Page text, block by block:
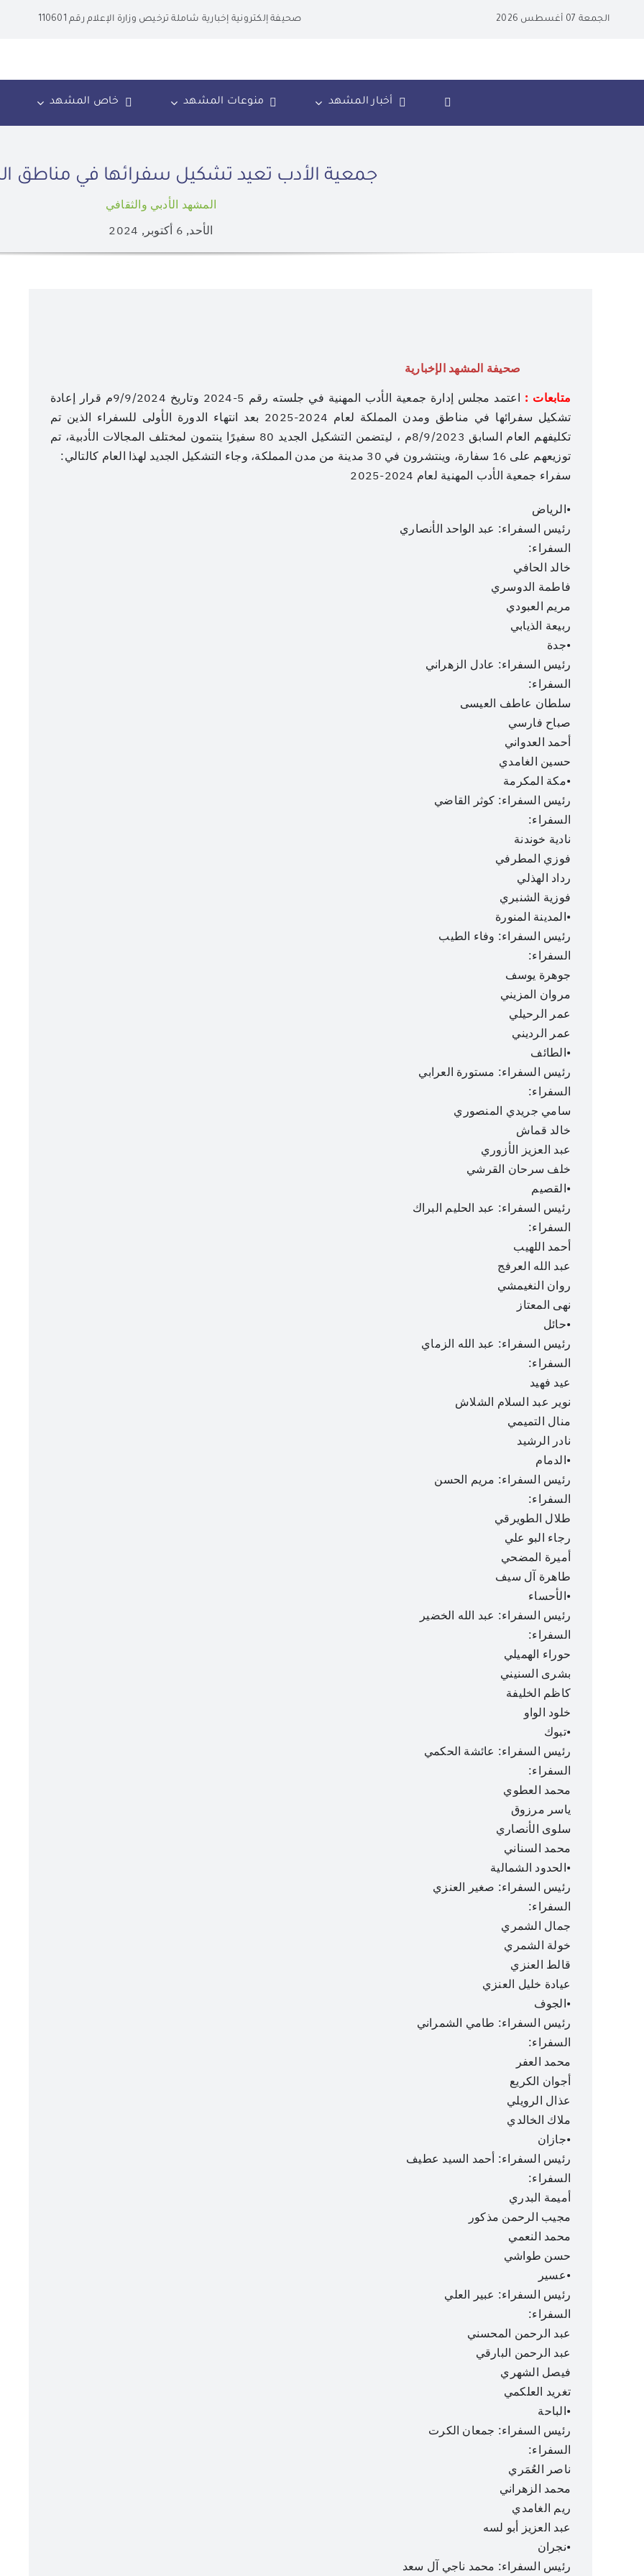
الجمعة 07 أغسطس 2026 صحيفة إلكترونية إخبارية شاملة ترخيص وزارة الإعلام رقم 110601
أخبار المشهد منوعات المشهد خاص المشهد
جمعية الأدب تعيد تشكيل سفرائها في مناطق
المشهد الأدبي والثقافي
الأحد, 6 أكتوبر, 2024
صحيفة المشهد الإخبارية
متابعات :
اعتمد مجلس إدارة جمعية الأدب المهنية في جلسته رقم 5-2024 وتاريخ 9/9/2024م قرار إعادة
تشكيل سفرائها في مناطق ومدن المملكة لعام 2024-2025 بعد انتهاء الدورة الأولى للسفراء الذين تم
تكليفهم العام السابق 8/9/2023م ، ليتضمن التشكيل الجديد 80 سفيرًا ينتمون لمختلف المجالات الأدبية، تم
توزيعهم على 16 سفارة، وينتشرون في 30 مدينة من مدن المملكة، وجاء التشكيل الجديد لهذا العام كالتالي:
سفراء جمعية الأدب المهنية لعام 2024-2025
•الرياض
رئيس السفراء: عبد الواحد الأنصاري
السفراء:
خالد الحافي
فاطمة الدوسري
مريم العبودي
ربيعة الذيابي
•جدة
رئيس السفراء: عادل الزهراني
السفراء:
سلطان عاطف العيسى
صباح فارسي
أحمد العدواني
حسين الغامدي
•مكة المكرمة
رئيس السفراء: كوثر القاضي
السفراء:
نادية خوندنة
فوزي المطرفي
رداد الهذلي
فوزية الشنبري
•المدينة المنورة
رئيس السفراء: وفاء الطيب
السفراء:
جوهرة يوسف
مروان المزيني
عمر الرحيلي
عمر الرديني
•الطائف
رئيس السفراء: مستورة العرابي
السفراء:
سامي جريدي المنصوري
خالد قماش
عبد العزيز الأزوري
خلف سرحان القرشي
•القصيم
رئيس السفراء: عبد الحليم البراك
السفراء:
أحمد اللهيب
عبد الله العرفج
روان النغيمشي
نهى المعتاز
•حائل
رئيس السفراء: عبد الله الزماي
السفراء:
عيد فهيد
نوير عبد السلام الشلاش
منال التميمي
نادر الرشيد
•الدمام
رئيس السفراء: مريم الحسن
السفراء:
طلال الطويرقي
رجاء البو علي
أميرة المضحي
طاهرة آل سيف
•الأحساء
رئيس السفراء: عبد الله الخضير
السفراء:
حوراء الهميلي
بشرى السنيني
كاظم الخليفة
خلود الواو
•تبوك
رئيس السفراء: عائشة الحكمي
السفراء:
محمد العطوي
ياسر مرزوق
سلوى الأنصاري
محمد السناني
•الحدود الشمالية
رئيس السفراء: صغير العنزي
السفراء:
جمال الشمري
خولة الشمري
قالط العنزي
عيادة خليل العنزي
•الجوف
رئيس السفراء: طامي الشمراني
السفراء:
محمد العفر
أجوان الكريع
عذال الرويلي
ملاك الخالدي
•جازان
رئيس السفراء: أحمد السيد عطيف
السفراء:
أميمة البدري
مجيب الرحمن مذكور
محمد النعمي
حسن طواشي
•عسير
رئيس السفراء: عبير العلي
السفراء:
عبد الرحمن المحسني
عبد الرحمن البارقي
فيصل الشهري
تغريد العلكمي
•الباحة
رئيس السفراء: جمعان الكرت
السفراء:
ناصر العُمَري
محمد الزهراني
ريم الغامدي
عبد العزيز أبو لسه
•نجران
رئيس السفراء: محمد ناجي آل سعد